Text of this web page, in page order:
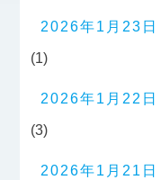
2026年1月23日
(1)
2026年1月22日
(3)
2026年1月21日